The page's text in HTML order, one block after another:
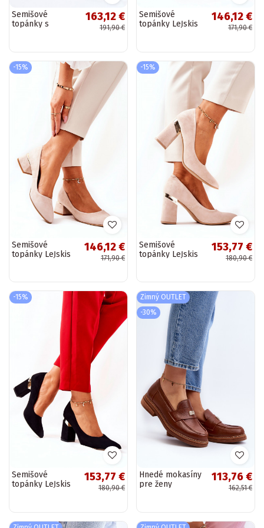
Semišové
topánky s
čiernej farby
163,12 €
191,90 €
Semišové
topánky LeĮskis
146,12 €
171,90 €
-15%
Semišové
topánky LeĮskis
146,12 €
171,90 €
-15%
Semišové
topánky LeĮskis
153,77 €
180,90 €
-15%
Semišové
topánky LeĮskis
153,77 €
180,90 €
Zimný OUTLET
-30%
Hnedé mokasíny
pre ženy
113,76 €
162,51 €